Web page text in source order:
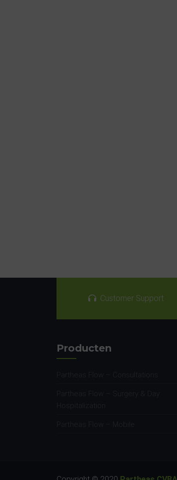
Customer Support
Producten